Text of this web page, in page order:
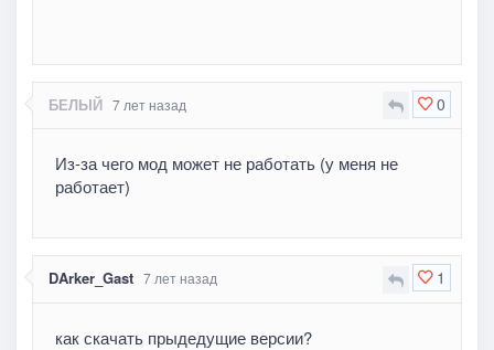
0
БЕЛЫЙ 7 лет назад
Из-за чего мод может не работать (у меня не
работает)
1
DArker_Gast 7 лет назад
как скачать прыдедущие версии?